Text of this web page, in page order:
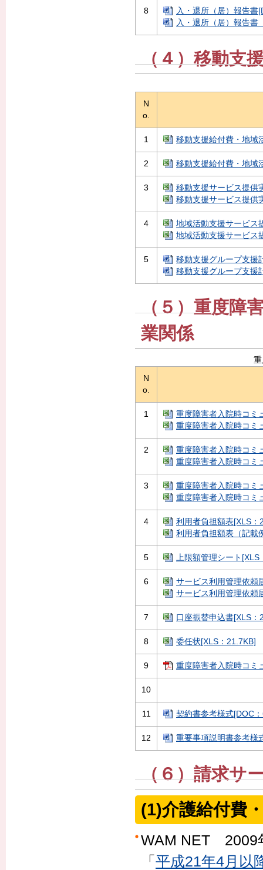
8
入・退所（居）報告書
入・退所（居）報告書
（４）移動支
N
o.
1 移動支援給付費・地域
2 移動支援給付費・地域
3
移動支援サービス提供
移動支援サービス提供
4
地域活動支援サービス
地域活動支援サービス
5
移動支援グループ支援
移動支援グループ支援
（５）重度障
業関係
N
o.
1
重度障害者入院時コミ
重度障害者入院時コミ
2
重度障害者入院時コミ
重度障害者入院時コミ
3
重度障害者入院時コミ
重度障害者入院時コミ
4
利用者負担額表[XLS：
利用者負担額表（記載
5 上限額管理シート[XLS
6
サービス利用管理依頼
サービス利用管理依頼
7 口座振替申込書[XLS：
8 委任状[XLS：21.7KB]
9 重度障害者入院時コミ
10
11 契約書参考様式[DOC
12 重要事項説明書参考様
（６）請求サ
(1)介護給付費
WAM NET 2009
「 平成21年4月以